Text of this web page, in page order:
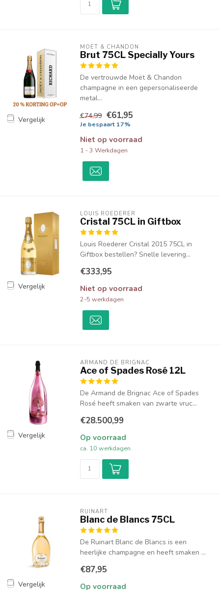
Vergelijk
MOËT & CHANDON
Brut 75CL Specially Yours
De vertrouwde Moët & Chandon
champagne in een gepersonaliseerde
metal...
€74,99 €61,95
Je bespaart 17%
Niet op voorraad
1 - 3 Werkdagen
Vergelijk
LOUIS ROEDERER
Cristal 75CL in Giftbox
Louis Roederer Cristal 2015 75CL in
Giftbox bestellen? Snelle levering...
€333,95
Niet op voorraad
2-5 werkdagen
Vergelijk
ARMAND DE BRIGNAC
Ace of Spades Rosé 12L
De Armand de Brignac Ace of Spades
Rosé heeft smaken van zwarte vruc...
€28.500,99
Op voorraad
ca. 10 werkdagen.
Vergelijk
RUINART
Blanc de Blancs 75CL
De Ruinart Blanc de Blancs is een
heerlijke champagne en heeft smaken ...
€87,95
Op voorraad